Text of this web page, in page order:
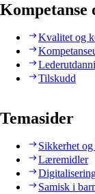
Kompetanse
Kvalitet og
Tilskudd
Temasider
Sikkerhet og
Læremidler
Samisk i